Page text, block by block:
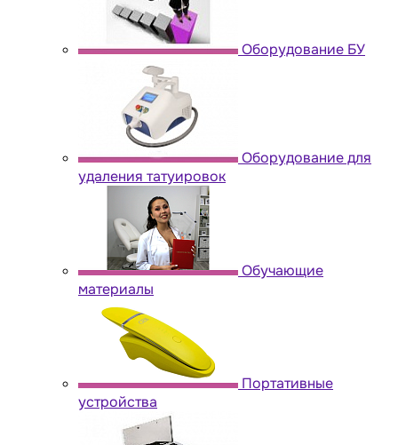
Оборудование БУ
Оборудование для
удаления татуировок
Обучающие
материалы
Портативные
устройства